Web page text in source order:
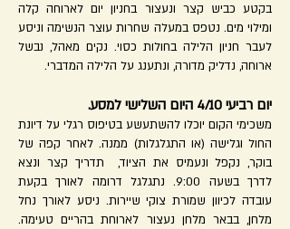
בקטע כביש קצר ונעצור בחניון יום לארוחה קלה
ומילוי מים. נטפס במעלה שחרות עוצר הנשימה וניסע
לעבר חניון הלילה בחולות כסוי. נקים מאהל, נבשל
ארוחה, נדליק מדורה, ונתענג על הלילה המדברי.
יום רביעי 4/10 היום השלישי למסע.
משכימי הקום יוכלו להשתעשע בטיפוס רגלי על דיונת
החול וגלישה (או התגלגלות) ממנה. לאחר קפה של
בוקר, נקפל ונעמיס את הציוד, תדריך קצר ונצא
לדרך בשעה 9:00. נתגלגל דרומה לאורך בקעת
עובדה לכיוון שמורת צוקי שיירות. ניסע לאורך נחל
מלחן, בבאר מלחן נעצור לארוחת בהריים טעימה.